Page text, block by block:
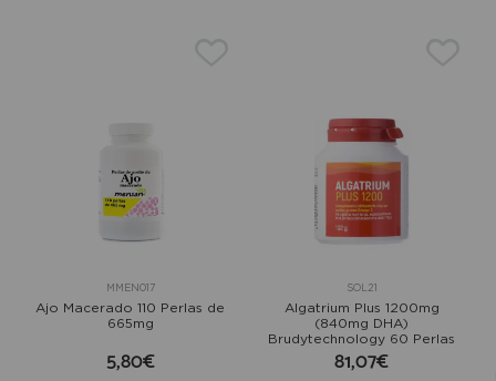
MMEN017
Ajo Macerado 110 Perlas de
665mg
5,80€
SOL21
Algatrium Plus 1200mg
(840mg DHA)
Brudytechnology 60 Perlas
81,07€